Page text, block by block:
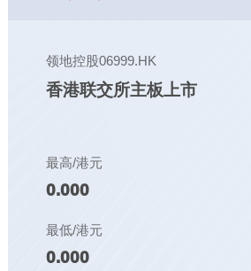
领地控股06999.HK
香港联交所主板上市
最高/港元
0.000
最低/港元
0.000